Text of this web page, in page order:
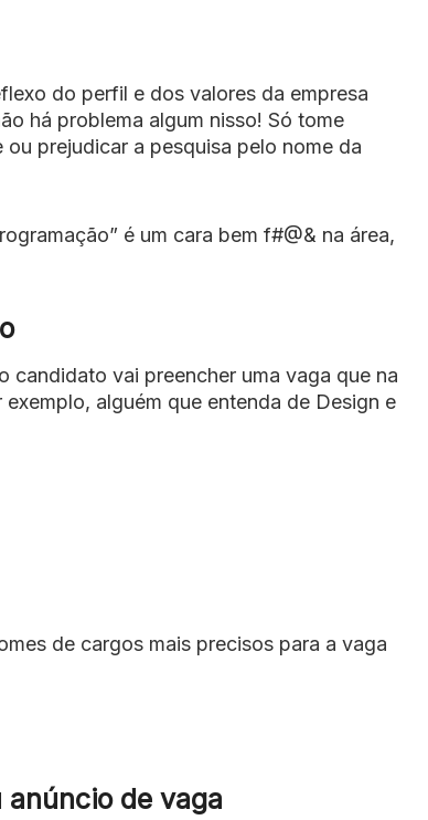
do perfil e dos valores da empresa
há problema algum nisso! Só tome
prejudicar a pesquisa pelo nome da
é um cara bem f#@& na área,
candidato vai preencher uma vaga que na
alguém que entenda de Design e
de cargos mais precisos para a vaga
de vaga